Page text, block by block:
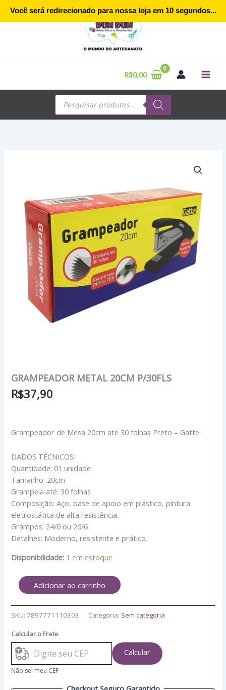
R$0,00
Pesquisar
produtos
GRAMPEADOR METAL 20CM P/30FLS
R$37,90
Grampeador de Mesa 20cm até 30 folhas Preto – Gatte
DADOS TÉCNICOS:
Quantidade: 01 unidade
Tamanho: 20cm
Grampeia até: 30 folhas
Composição: Aço, base de apoio em plástico, pintura
eletrostática de alta resistência.
Grampos: 24/6 ou 26/6
Detalhes: Moderno, resistente e prático.
Disponibilidade: 1 em estoque
Adicionar ao carrinho
SKU:7897771110303 Categoria: Sem categoria
Calcular o Frete
Calcular
Não sei meu CEP
Você será redirecionado para nossa loja em 10segundos...